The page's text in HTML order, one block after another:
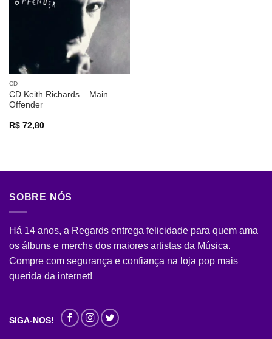
CD
CD Keith Richards – Main
Offender
R$72,80
SOBRE NÓS
Há 14 anos, a Regards entrega felicidade para quem ama
os álbuns e merchs dos maiores artistas da Música.
Compre com segurança e confiança na loja pop mais
querida da internet!
SIGA-NOS!